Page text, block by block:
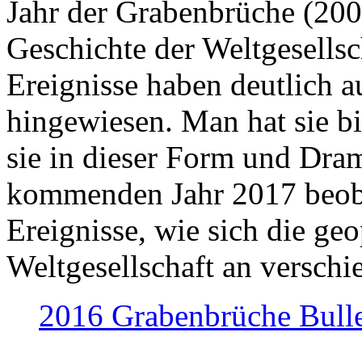
Jahr der Grabenbrüche
Geschichte der
Ereignisse haben deutlich
hingewiesen. Man hat sie
sie in dieser Form und
kommenden Jahr 2017
Ereignisse, wie sich die
Weltgesellschaft an
2016 Grabenbrüche